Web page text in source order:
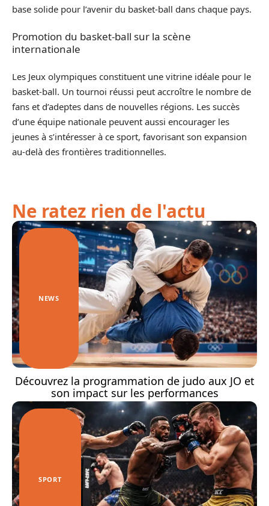
base solide pour l’avenir du basket-ball dans chaque pays.
Promotion du basket-ball sur la scène
internationale
Les Jeux olympiques constituent une vitrine idéale pour le
basket-ball. Un tournoi réussi peut accroître le nombre de
fans et d’adeptes dans de nouvelles régions. Les succès
d’une équipe nationale peuvent aussi encourager les
jeunes à s’intéresser à ce sport, favorisant son expansion
au-delà des frontières traditionnelles.
Ne ratez rien de l'actu
NEWS
Découvrez la programmation de judo aux JO et
son impact sur les performances
SPORT